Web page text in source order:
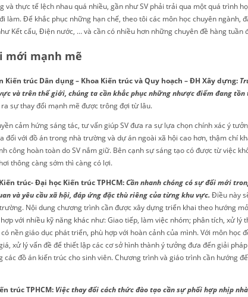
và thực tế lệch nhau quá nhiều, gần như SV phải trải qua một quá trình
làm. Để khắc phục những hạn chế, theo tôi các môn học chuyên
Kết cấu, Điện nước, … và cần có nhiều hơn những chuyên đề hàng tuần
mới mạnh mẽ
Kiến trúc Dân dụng – Khoa Kiến trúc và Quy hoạch – ĐH Xây dựng:
và trên thế giới, chúng ta cần khắc phục những nhược điểm đang
sự thay đổi mạnh mẽ được trông đợi từ lâu.
cảm hứng sáng tác, tư vấn giúp SV đưa ra sự lựa chọn chính xác ý
đối với đồ án trong nhà trường và dự án ngoài xã hội cao hơn, thậm chí
công hoàn toàn do SV nắm giữ. Bên cạnh sự sáng tạo có được từ việc
thông càng sớm thì càng có lợi.
trúc- Đại học Kiến trúc TPHCM:Cần nhanh chóng có sự đổi mới
và yêu cầu xã hội, đáp ứng đặc thù riêng của từng khu vực. Điều này
Nội dung chương trình cần được xây dựng triển khai theo hướng
với nhiều kỹ năng khác như: Giao tiếp, làm việc nhóm; phân tích, xử
nền giáo dục phát triển, phù hợp với hoàn cảnh của mình. Với môn
xử lý vấn đề để thiết lập các cơ sở hình thành ý tưởng đưa đến giải
đồ án kiến trúc cho sinh viên. Chương trình và giáo trình cần hướng
trúc TPHCM: Việc thay đổi cách thức đào tạo cần sự phối hợp nhịp